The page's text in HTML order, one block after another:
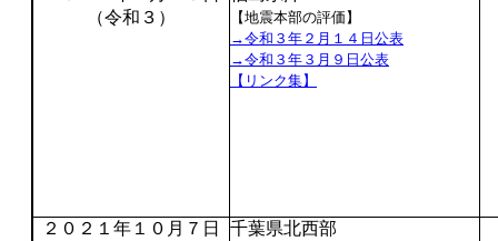
（令和３）
【地震本部の評価】
→令和３年２月１４日公表
→令和３年３月９日公表
【リンク集】
２０２１年１０月７日
千葉県北西部